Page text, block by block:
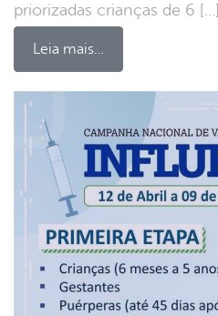
priorizadas crianças de 6 […]
Leia mais…